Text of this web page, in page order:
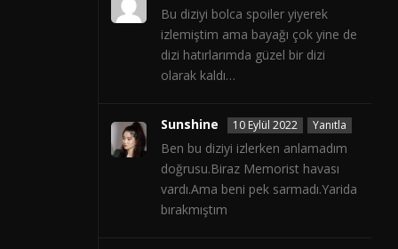
Bu diziyi bolca spoiler yiyerek
izlemiştim ama bayağı çok yine de
dizi hatırlarımda güzel bir dizi
olarak kaldı…
Sunshine 10 Eylül 2022 Yanıtla
Ben bu diziyi izlerken anlamadım
doğrusu.Biraz Memorist havası
vardı.Ama beni pek sarmadı.Yarida
bırakmıştım